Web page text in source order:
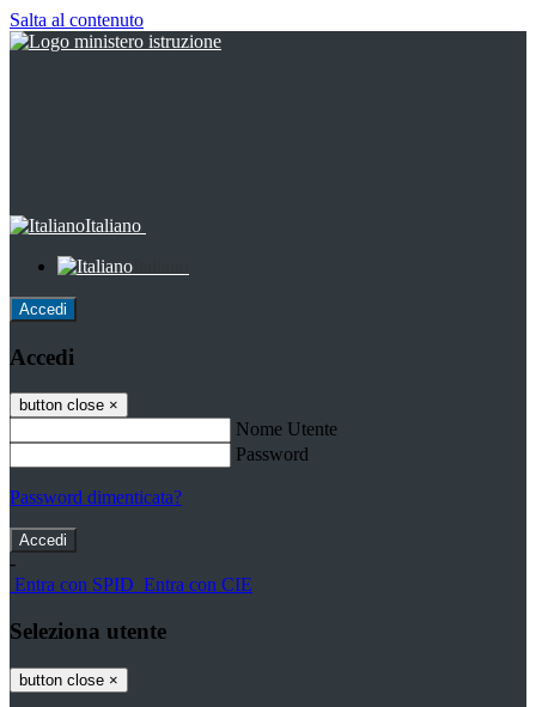
Salta al contenuto
Italiano
Accedi
Accedi
button close ×
Nome Utente
Password
Password dimenticata?
-
Entra con SPID Entra con CIE
Seleziona utente
button close ×